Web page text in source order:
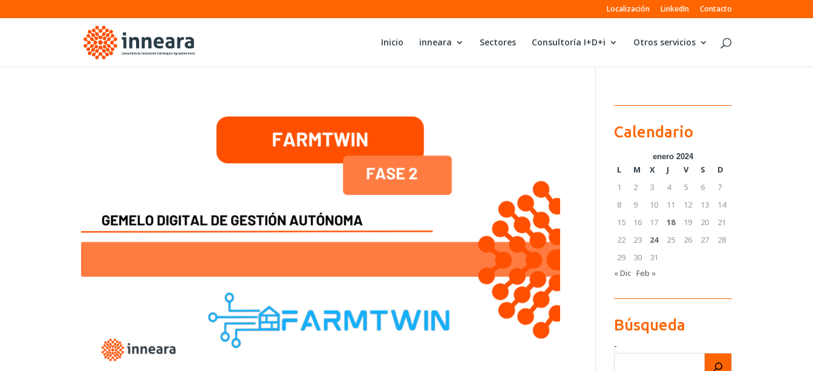
Localización LinkedIn Contacto
Inicio inneara Sectores Consultoría I+D+i Otros servicios
Calendario
enero 2024
L M X J V S
D
1
2 3 4 5 6
7
8
9 10 11 12 13
14
15
16 17 18 19 20
21
22
23 24 25 26 27
28
29
30
31
« Dic Feb »
Búsqueda
-